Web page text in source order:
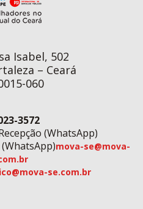
Isabel, 502
– Ceará
060
3572
(WhatsApp)
mova-se@mova-
se.com.br